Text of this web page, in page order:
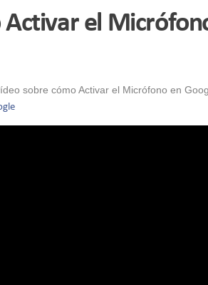
Activar el
sobre cómo Activar el Micrófono en